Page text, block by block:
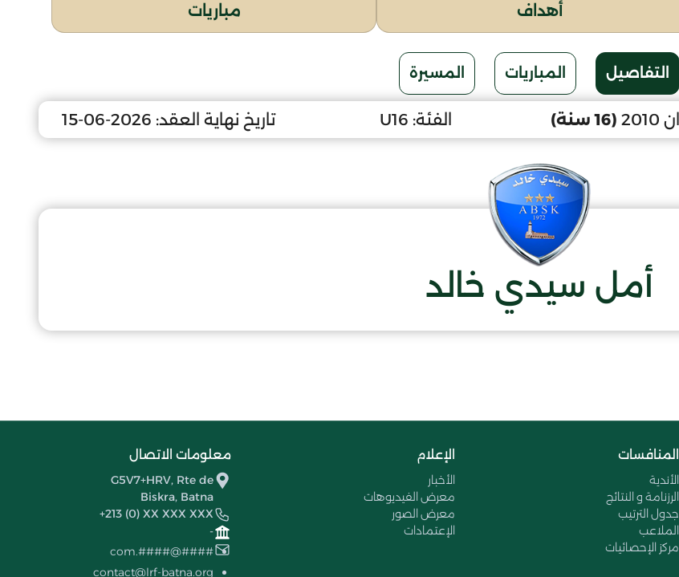
أهداف مباريات
التفاصيل المباريات المسيرة
(16 سنة) الفئة: U16 تاريخ نهاية العقد: 2026-06-15
أمل سيدي خالد
المنافسات
الأندية
الرزنامة و النتائج
جدول الترتيب
الملاعب
مركز الإحصائيات
الإعلام
الأخبار
معرض الفيديوهات
معرض الصور
الإعتمادات
معلومات الاتصال
G5V7+HRV, Rte de
Biskra, Batna
+213 (0) XX XXX XXX
-
####@####.com
contact@lrf-batna.org